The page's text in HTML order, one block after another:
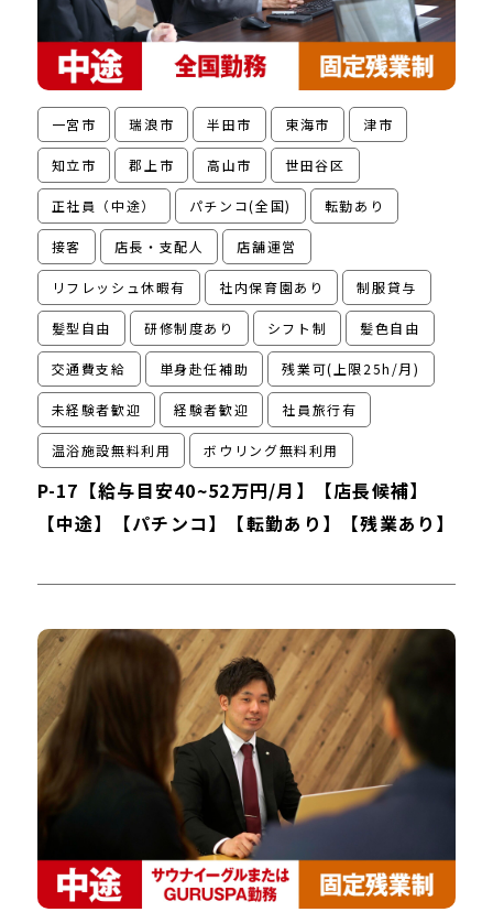
一宮市 瑞浪市 半田市 東海市 津市
知立市 郡上市 高山市 世田谷区
正社員（中途） パチンコ(全国) 転勤あり
接客 店長・支配人 店舗運営
リフレッシュ休暇有 社内保育園あり 制服貸与
髪型自由 研修制度あり シフト制 髪色自由
交通費支給 単身赴任補助 残業可(上限25h/月)
未経験者歓迎 経験者歓迎 社員旅行有
温浴施設無料利用 ボウリング無料利用
P-17【給与目安40~52万円/月】【店長候補】
【中途】【パチンコ】【転勤あり】【残業あり】